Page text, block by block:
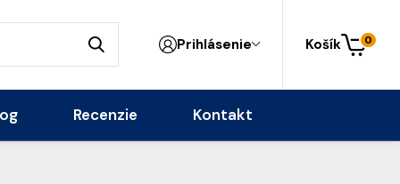
Prihlásenie Košík 0
Recenzie Kontakt